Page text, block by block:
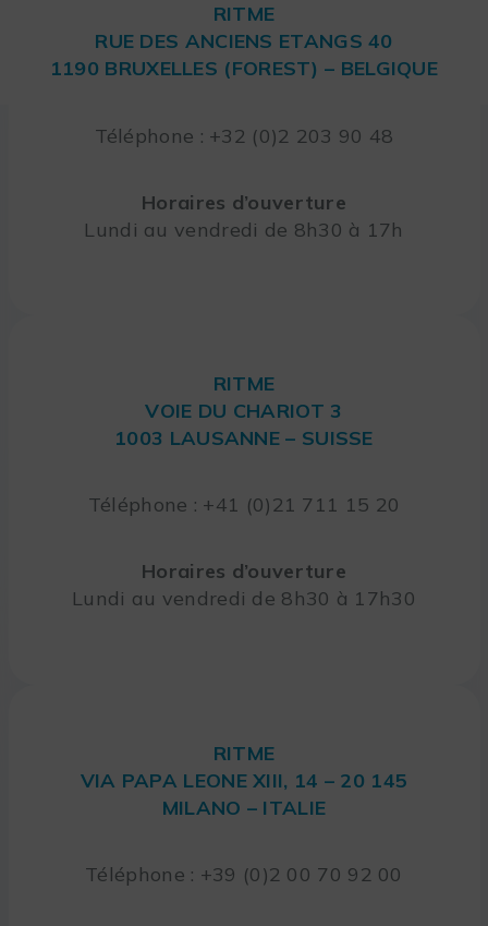
RITME
RUE DES ANCIENS ETANGS 40
1190 BRUXELLES (FOREST) – BELGIQUE
Téléphone : +32 (0)2 203 90 48
Horaires d’ouverture
Lundi au vendredi de 8h30 à 17h
RITME
VOIE DU CHARIOT 3
1003 LAUSANNE – SUISSE
Téléphone : +41 (0)21 711 15 20
Horaires d’ouverture
Lundi au vendredi de 8h30 à 17h30
RITME
VIA PAPA LEONE XIII, 14 – 20 145
MILANO – ITALIE
Téléphone : +39 (0)2 00 70 92 00